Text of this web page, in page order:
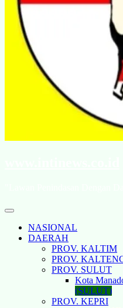
NASIONAL
DAERAH
PROV. KALTIM
PROV.
PROV. SULUT
Kota
(SULUT)
PROV. KEPRI